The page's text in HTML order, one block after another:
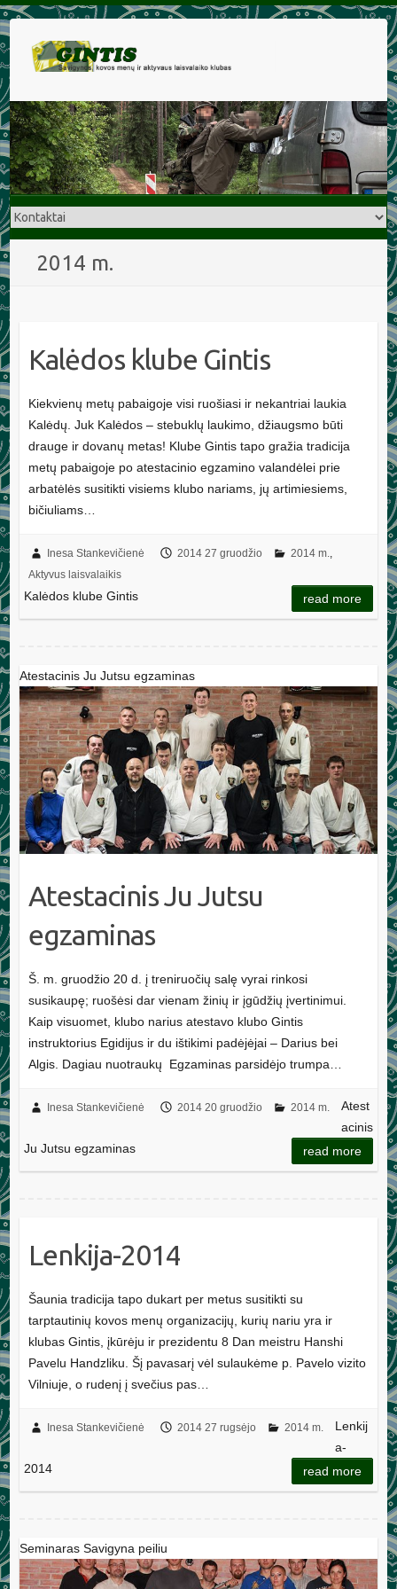
2014 m.
Kalėdos klube Gintis
Kiekvienų metų pabaigoje visi ruošiasi ir nekantriai laukia
Kalėdų. Juk Kalėdos – stebuklų laukimo, džiaugsmo būti
drauge ir dovanų metas! Klube Gintis tapo gražia tradicija
metų pabaigoje po atestacinio egzamino valandėlei prie
arbatėlės susitikti visiems klubo nariams, jų artimiesiems,
bičiuliams…
Inesa Stankevičienė 2014 27 gruodžio 2014 m.
Aktyvus laisvalaikis
Kalėdos klube Gintis read more
Atestacinis Ju Jutsu egzaminas
Atestacinis Ju Jutsu
egzaminas
Š. m. gruodžio 20 d. į treniruočių salę vyrai rinkosi
susikaupę; ruošėsi dar vienam žinių ir įgūdžių įvertinimui.
Kaip visuomet, klubo narius atestavo klubo Gintis
instruktorius Egidijus ir du ištikimi padėjėjai – Darius bei
Algis. Dagiau nuotraukų Egzaminas parsidėjo trumpa…
Inesa Stankevičienė 2014 20 gruodžio 2014 m.
Atest
acinis
Ju Jutsu egzaminas
read more
Lenkija-2014
Šaunia tradicija tapo dukart per metus susitikti su
tarptautinių kovos menų organizacijų, kurių nariu yra ir
klubas Gintis, įkūrėju ir prezidentu 8 Dan meistru Hanshi
Pavelu Handzliku. Šį pavasarį vėl sulaukėme p. Pavelo vizito
Vilniuje, o rudenį į svečius pas…
Inesa Stankevičienė 2014 27 rugsėjo 2014 m.
Lenkij
a-
2014
read more
Seminaras Savigyna peiliu